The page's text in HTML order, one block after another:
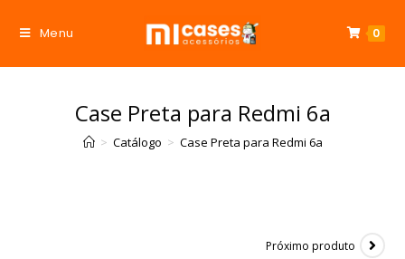
Menu 0
Case Preta para Redmi 6a
> Catálogo > Case Preta para Redmi 6a
Próximo produto